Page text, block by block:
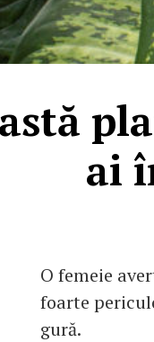
ai
O femeie
foarte
gură.